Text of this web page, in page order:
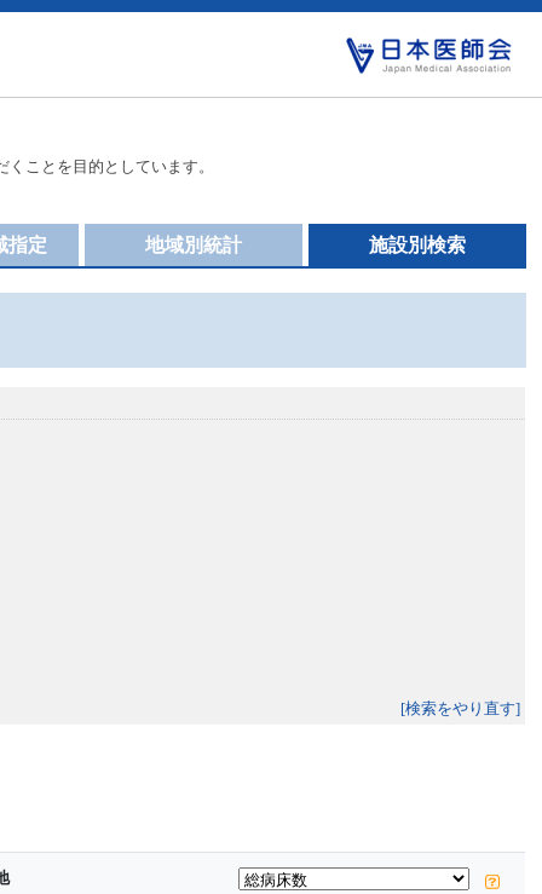
ことを目的としています。
施設別検索
地域別統計
指定
[検索をやり直す]